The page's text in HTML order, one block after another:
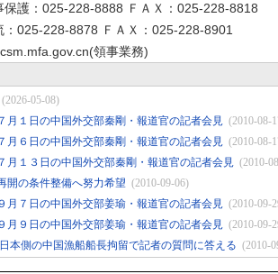
保護：025-228-8888 ＦＡＸ：025-228-8818
：025-228-8878 ＦＡＸ：025-228-8901
(領事業務)
(2026-05-08)
月１日の中国外交部秦剛・報道官の記者会見 (2010-08-
月６日の中国外交部秦剛・報道官の記者会見 (2010-08-
月１３日の中国外交部秦剛・報道官の記者会見 (2010-
開の条件整備へ努力希望 (2010-09-06)
月７日の中国外交部姜瑜・報道官の記者会見 (2010-09-
月９日の中国外交部姜瑜・報道官の記者会見 (2010-09-
本側の中国漁船船長拘留で記者の質問に答える (2010-